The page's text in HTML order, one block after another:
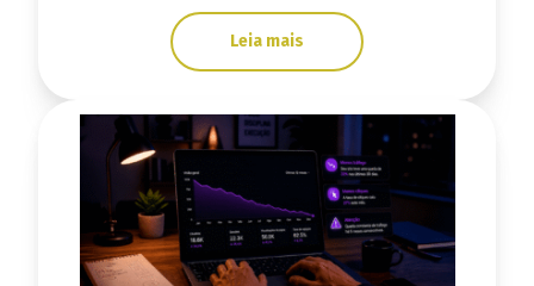
Normalmente, essa sensação aparece aos poucos.
Primeiro vem a impressão de que o marketing
perdeu velocidade. Depois, as reuniões começam
a parecer repetitivas, os relatórios deixam de
Leia mais